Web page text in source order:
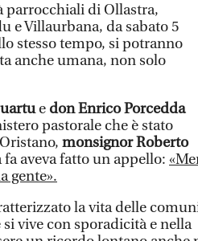
parrocchiali di Ollastra,
e Villaurbana, da sabato 5
stesso tempo, si potranno
anche umana, non solo
e don Enrico Porcedda
pastorale che è stato
monsignor Roberto
aveva fatto un appello:
gente».
la vita delle
vive con sporadicità e nella